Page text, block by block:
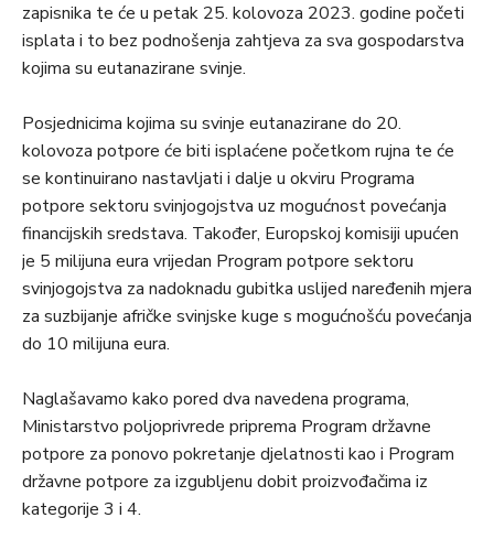
zapisnika te će u petak 25. kolovoza 2023. godine početi
isplata i to bez podnošenja zahtjeva za sva gospodarstva
kojima su eutanazirane svinje.
Posjednicima kojima su svinje eutanazirane do 20.
kolovoza potpore će biti isplaćene početkom rujna te će
se kontinuirano nastavljati i dalje u okviru Programa
potpore sektoru svinjogojstva uz mogućnost povećanja
financijskih sredstava. Također, Europskoj komisiji upućen
je 5 milijuna eura vrijedan Program potpore sektoru
svinjogojstva za nadoknadu gubitka uslijed naređenih mjera
za suzbijanje afričke svinjske kuge s mogućnošću povećanja
do 10 milijuna eura.
Naglašavamo kako pored dva navedena programa,
Ministarstvo poljoprivrede priprema Program državne
potpore za ponovo pokretanje djelatnosti kao i Program
državne potpore za izgubljenu dobit proizvođačima iz
kategorije 3 i 4.